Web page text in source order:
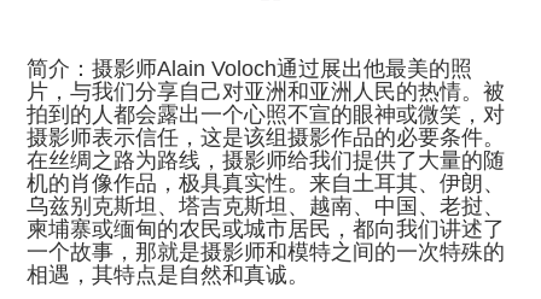
简介：摄影师Alain Voloch通过展出他最美的照
片，与我们分享自己对亚洲和亚洲人民的热情。被
拍到的人都会露出一个心照不宣的眼神或微笑，对
摄影师表示信任，这是该组摄影作品的必要条件。
在丝绸之路为路线，摄影师给我们提供了大量的随
机的肖像作品，极具真实性。来自土耳其、伊朗、
乌兹别克斯坦、塔吉克斯坦、越南、中国、老挝、
柬埔寨或缅甸的农民或城市居民，都向我们讲述了
一个故事，那就是摄影师和模特之间的一次特殊的
相遇，其特点是自然和真诚。